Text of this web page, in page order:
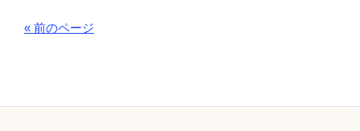
« 前のページ